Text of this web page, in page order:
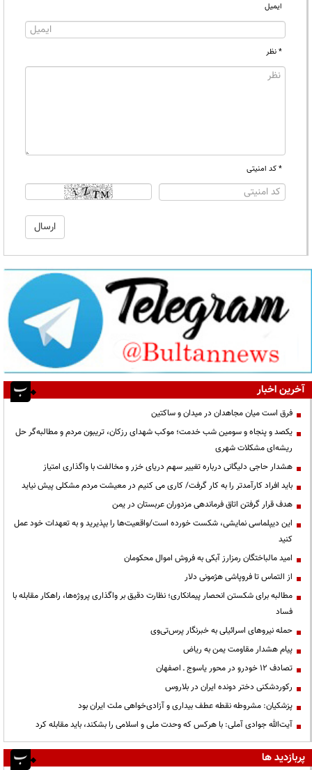
ایمیل
* نظر
* کد امنیتی
آخرین اخبار
فرق است میان مجاهدان در میدان و ساکتین
یکصد و پنجاه و سومین شب خدمت؛ موکب شهدای رزکان، تریبون مردم و مطالبه‌گر حل
ریشه‌ای مشکلات شهری
هشدار حاجی دلیگانی درباره تغییر سهم دریای خزر و مخالفت با واگذاری امتیاز
باید افراد کارآمدتر را به کار گرفت/ کاری می کنیم در معیشت مردم مشکلی پیش نیاید
هدف قرار گرفتن اتاق‌ فرماندهی مزدوران عربستان در یمن
این دیپلماسی نمایشی، شکست خورده است/واقعیت‌ها را بپذیرید و به تعهدات خود عمل
کنید
امید مالباختگان رمزارز آبکی به فروش اموال محکومان
از التماس تا فروپاشی هژمونی دلار
مطالبه برای شکستن انحصار پیمانکاری؛ نظارت دقیق بر واگذاری پروژه‌ها، راهکار مقابله با
فساد
حمله نیروهای اسرائیلی به خبرنگار پرس‌تی‌وی
پیام هشدار مقاومت یمن به ریاض
تصادف ۱۲ خودرو در محور یاسوج ـ اصفهان
رکوردشکنی دختر دونده ایران در بلاروس
پزشکیان: مشروطه نقطه عطف بیداری و آزادی‌خواهی ملت ایران بود
آیت‌الله جوادی آملی: با هرکس که وحدت ملی و اسلامی را بشکند، باید مقابله کرد
پربازدید ها